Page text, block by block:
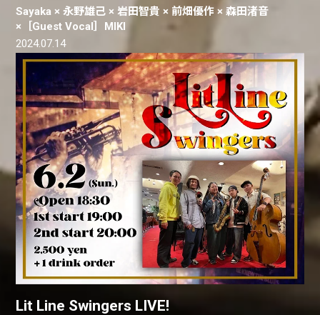
Sayaka × 永野雄己 × 岩田智貴 × 前畑優作 × 森田渚音
×［Guest Vocal］MIKI
2024.07.14
Lit Line Swingers LIVE!